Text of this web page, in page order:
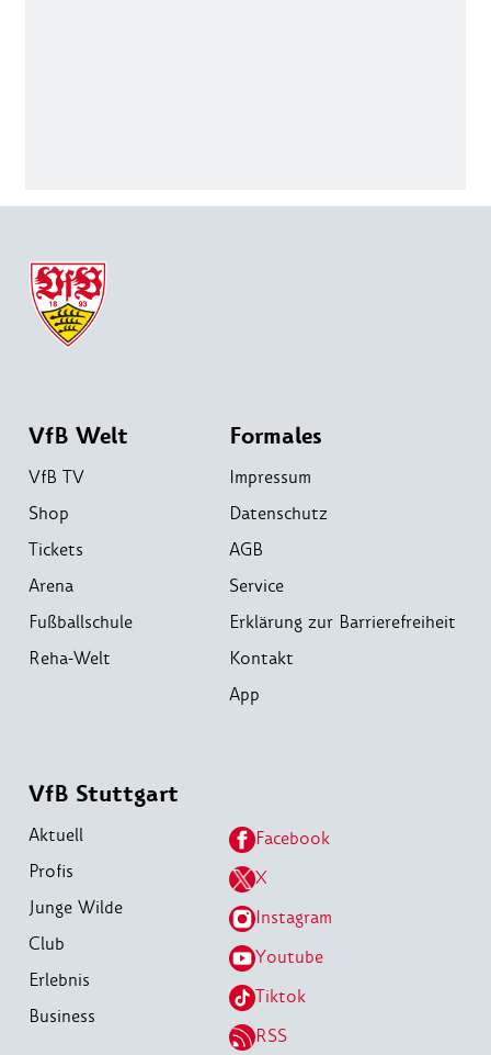
VfB Welt
VfB TV
Shop
Tickets
Arena
Fußballschule
Reha-Welt
Formales
Impressum
Datenschutz
AGB
Service
Erklärung zur Barrierefreiheit
Kontakt
App
VfB Stuttgart
Aktuell
Profis
Junge Wilde
Club
Erlebnis
Business
Facebook
X
Instagram
Youtube
Tiktok
RSS